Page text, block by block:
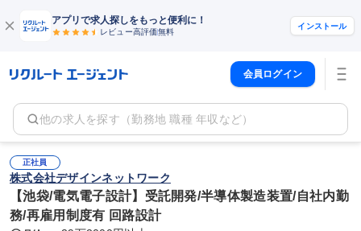
アプリで求人探しをもっと便利に！
レビュー高評価無料
インストール
会員ログイン
他の求人を探す（勤務地 職種 年収など）
正社員
株式会社デザインネットワーク
【池袋/電気電子設計】受託開発/半導体製造装置/自社内勤
務/再雇用制度有 回路設計